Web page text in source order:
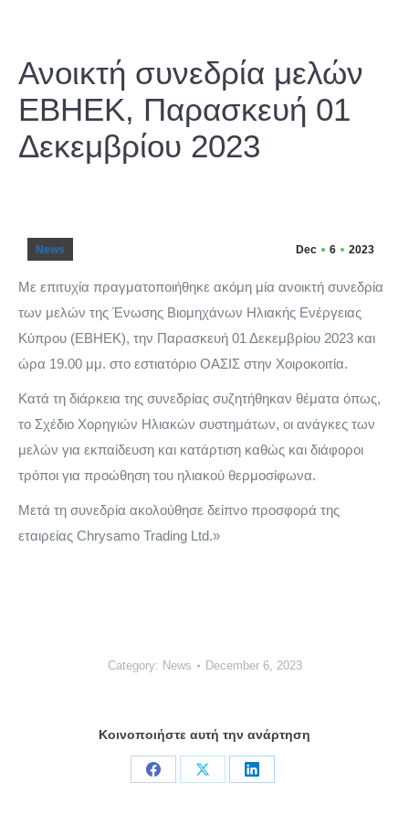
Ανοικτή συνεδρία μελών
ΕΒΗΕΚ, Παρασκευή 01
Δεκεμβρίου 2023
Dec 6 2023
News
Με επιτυχία πραγματοποιήθηκε ακόμη μία ανοικτή συνεδρία
των μελών της Ένωσης Βιομηχάνων Ηλιακής Ενέργειας
Κύπρου (ΕΒΗΕΚ), την Παρασκευή 01 Δεκεμβρίου 2023 και
ώρα 19.00 μμ. στο εστιατόριο ΟΑΣΙΣ στην Χοιροκοιτία.
Κατά τη διάρκεια της συνεδρίας συζητήθηκαν θέματα όπως,
το Σχέδιο Χορηγιών Ηλιακών συστημάτων, οι ανάγκες των
μελών για εκπαίδευση και κατάρτιση καθώς και διάφοροι
τρόποι για προώθηση του ηλιακού θερμοσίφωνα.
Μετά τη συνεδρία ακολούθησε δείπνο προσφορά της
εταιρείας Chrysamo Trading Ltd.»
Category: News December 6, 2023
Κοινοποιήστε αυτή την ανάρτηση
Share
Share
Share